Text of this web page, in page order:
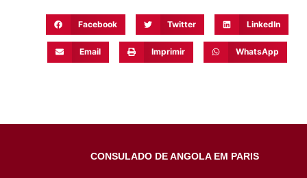
Facebook Twitter LinkedIn
Email Imprimir WhatsApp
CONSULADO DE ANGOLA EM PARIS